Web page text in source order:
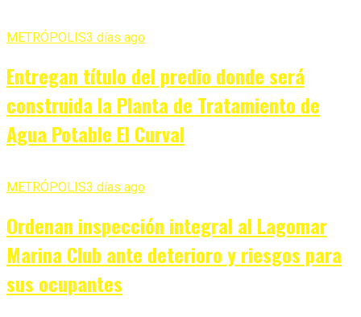
METRÓPOLIS3 días ago
Entregan título del predio donde será
construida la Planta de Tratamiento de
Agua Potable El Curval
METRÓPOLIS3 días ago
Ordenan inspección integral al Lagomar
Marina Club ante deterioro y riesgos para
sus ocupantes